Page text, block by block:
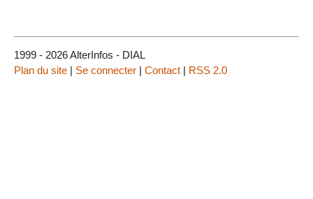
1999 - 2026 AlterInfos - DIAL
Plan du site | Se connecter | Contact | RSS 2.0